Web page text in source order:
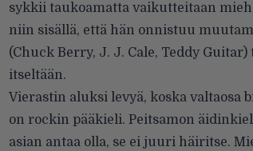
sykkii taukoamatta vaikutteitaan
niin sisällä, että hän onnistuu
(Chuck Berry, J. J. Cale, Teddy
itseltään.
Vierastin aluksi levyä, koska valtaosa
on rockin pääkieli. Peitsamon
asian antaa olla, se ei juuri häiritse.